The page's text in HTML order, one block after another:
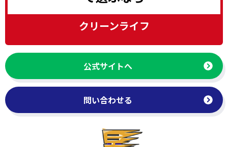
クリーンライフ
公式サイトへ
問い合わせる